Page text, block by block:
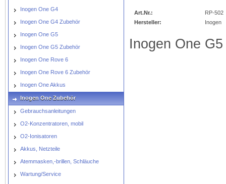
Inogen One G4
Inogen One G4 Zubehör
Inogen One G5
Inogen One G5 Zubehör
Inogen One Rove 6
Inogen One Rove 6 Zubehör
Inogen One Akkus
Inogen One Zubehör
Gebrauchsanleitungen
O2-Konzentratoren, mobil
O2-Ionisatoren
Akkus, Netzteile
Atemmasken,-brillen, Schläuche
Wartung/Service
Art.Nr.:
RP-502
Hersteller:
Inogen
Inogen One G5